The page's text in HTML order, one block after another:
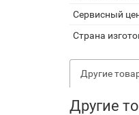
Сервисный
Страна
Другие
Другие